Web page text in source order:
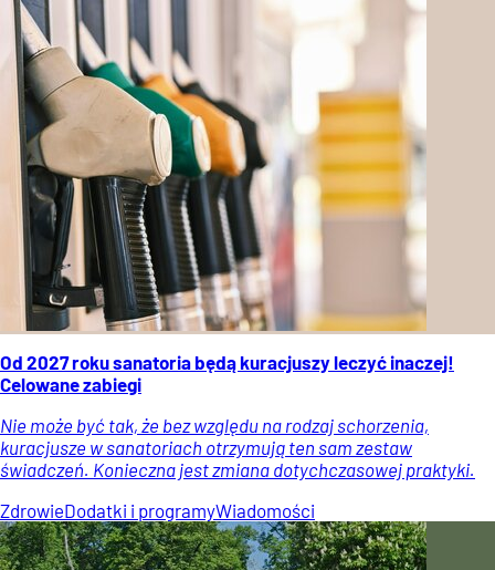
Od 2027 roku sanatoria będą kuracjuszy leczyć inaczej!
Celowane zabiegi
Nie może być tak, że bez względu na rodzaj schorzenia,
kuracjusze w sanatoriach otrzymują ten sam zestaw
świadczeń. Konieczna jest zmiana dotychczasowej praktyki.
ZdrowieDodatki i programyWiadomości